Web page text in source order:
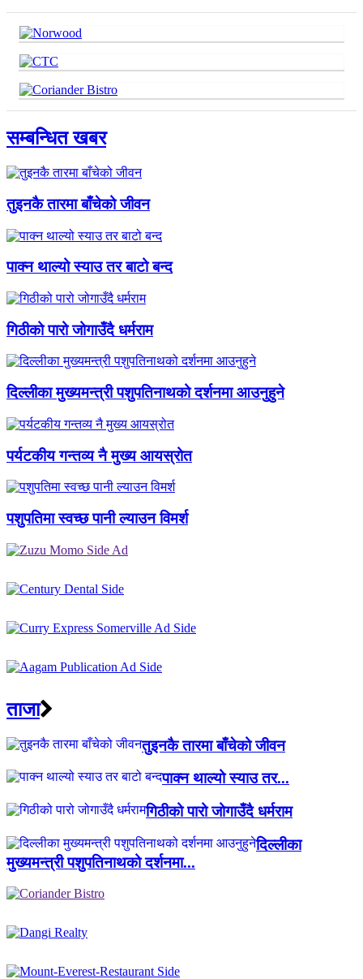
सम्बन्धित खबर
तुइनकै तारमा बाँचेको जीवन
पाक्न थाल्यो स्याउ तर बाटो बन्द
गिठीको पारो जोगाउँदै धर्मराम
दिल्लीका मुख्यमन्त्री पशुपतिनाथको दर्शनमा आउनुहुने
पर्यटकीय गन्तव्य नै मुख्य आयस्रोत
पशुपतिमा स्वच्छ पानी ल्याउन विमर्श
ताजा
तुइनकै तारमा बाँचेको जीवन
पाक्न थाल्यो स्याउ तर...
गिठीको पारो जोगाउँदै धर्मराम
दिल्लीका
मुख्यमन्त्री पशुपतिनाथको दर्शनमा...